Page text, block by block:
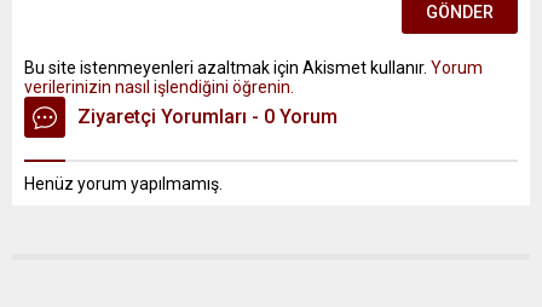
Bu site istenmeyenleri azaltmak için Akismet kullanır. Yorum
verilerinizin nasıl işlendiğini öğrenin.
Ziyaretçi Yorumları - 0 Yorum
Henüz yorum yapılmamış.